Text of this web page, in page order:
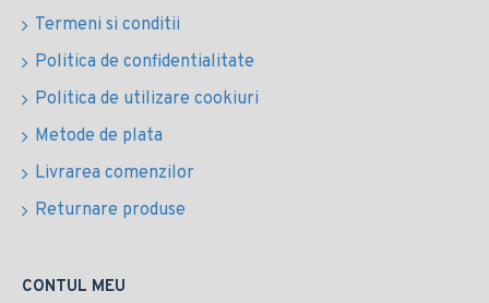
Termeni si conditii
Politica de confidentialitate
Politica de utilizare cookiuri
Metode de plata
Livrarea comenzilor
Returnare produse
CONTUL MEU